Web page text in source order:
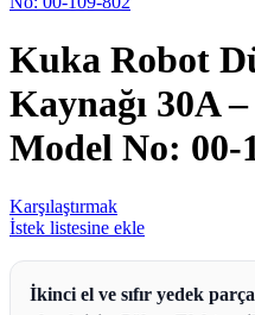
Kuka Robot
Kaynağı 30A
Model No: 00-
Karşılaştırmak
İstek listesine ekle
İkinci el ve sıfır yedek